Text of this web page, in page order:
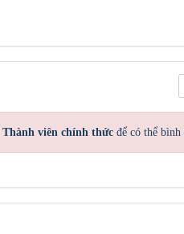
Thành viên chính thức để có thể bình